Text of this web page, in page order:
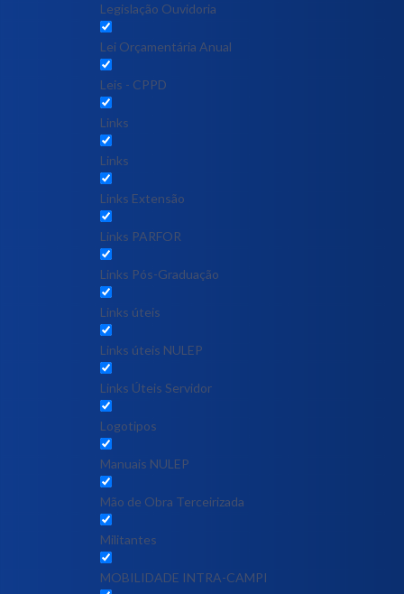
Legislação Ouvidoria
Lei Orçamentária Anual
Leis - CPPD
Links
Links
Links Extensão
Links PARFOR
Links Pós-Graduação
Links úteis
Links úteis NULEP
Links Úteis Servidor
Logotipos
Manuais NULEP
Mão de Obra Terceirizada
Militantes
MOBILIDADE INTRA-CAMPI